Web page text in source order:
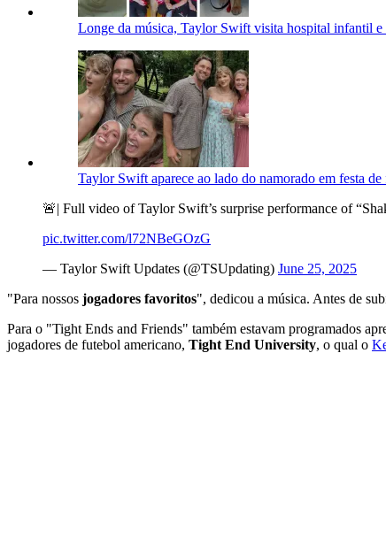
Longe da música, Taylor Swift visita hospital infantil e
Taylor Swift aparece ao lado do namorado em festa
🚨| Full video of Taylor Swift’s surprise performance of
pic.twitter.com/l72NBeGOzG
— Taylor Swift Updates (@TSUpdating) June 25, 2025
"Para nossos jogadores favoritos", dedicou a música. Antes de
Para o "Tight Ends and Friends" também estavam programados
jogadores de futebol americano, Tight End University, o qual o